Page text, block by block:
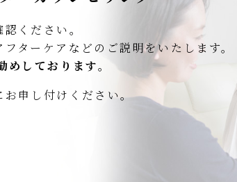
ください。
ターケアなどのご説明をいたします。
しております。
申し付けください。